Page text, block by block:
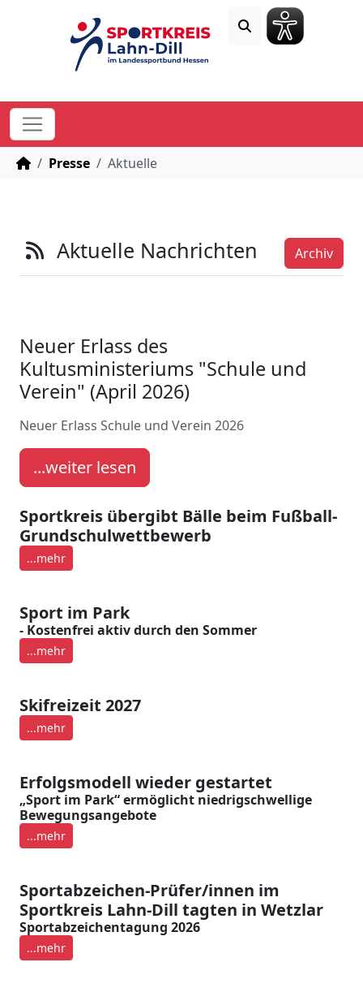
STARTSEITE
Presse Aktuelle
Archiv
Aktuelle Nachrichten
Neuer Erlass des
Kultusministeriums "Schule und
Verein" (April 2026)
Neuer Erlass Schule und Verein 2026
...weiter lesen
Sportkreis übergibt Bälle beim Fußball-
Grundschulwettbewerb
...mehr
Sport im Park
- Kostenfrei aktiv durch den Sommer
...mehr
Skifreizeit 2027
...mehr
Erfolgsmodell wieder gestartet
„Sport im Park“ ermöglicht niedrigschwellige
Bewegungsangebote
...mehr
Sportabzeichen-Prüfer/innen im
Sportkreis Lahn-Dill tagten in Wetzlar
Sportabzeichentagung 2026
...mehr